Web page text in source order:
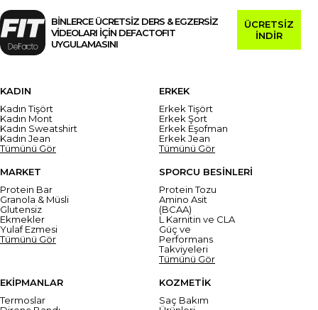
BİNLERCE ÜCRETSİZ DERS & EGZERSİZ
VİDEOLARI İÇİN DEFACTOFIT
UYGULAMASINI
ÜCRETSİZ
İNDİR
KADIN
Kadın Tişört
Kadın Mont
Kadın Sweatshirt
Kadın Jean
Tümünü Gör
ERKEK
Erkek Tişört
Erkek Şort
Erkek Eşofman
Erkek Jean
Tümünü Gör
MARKET
Protein Bar
Granola & Müsli
Glutensiz
Ekmekler
Yulaf Ezmesi
Tümünü Gör
SPORCU BESİNLERİ
Protein Tozu
Amino Asit
(BCAA)
L Karnitin ve CLA
Güç ve
Performans
Takviyeleri
Tümünü Gör
EKİPMANLAR
Termoslar
KOZMETİK
Saç Bakım